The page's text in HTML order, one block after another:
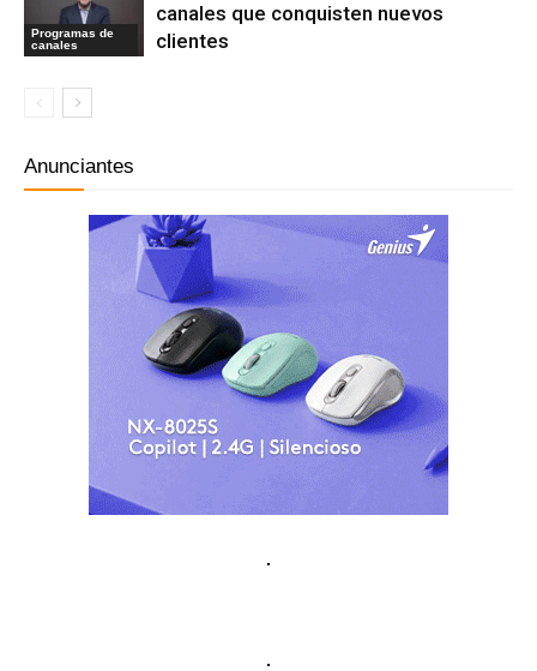
Programas de
canales
canales que conquisten nuevos
clientes
Anunciantes